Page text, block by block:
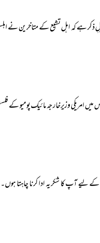
ذکر ہے کہ اہل تشیع کے متاخرین نے
ارکان نے ایک پٹیشن پر دستخط کیے ہیں جس میں امریکی